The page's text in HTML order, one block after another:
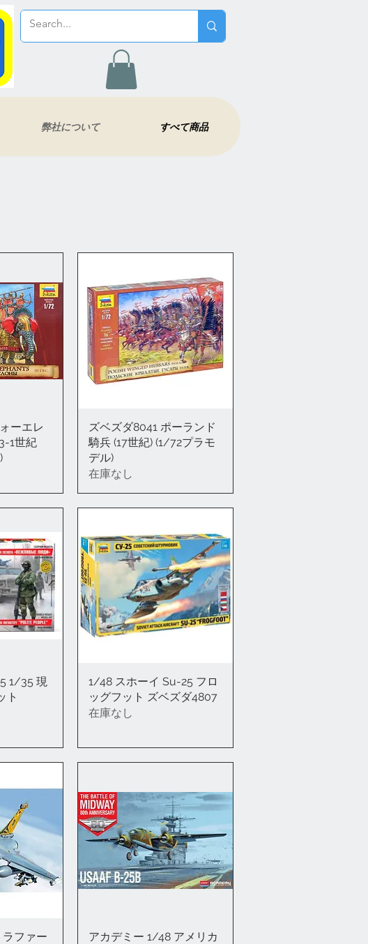
弊社について すべて商品
ー
ーエレ
1世紀
クイックビュー
ズベズダ8041 ポーランド
騎兵 (17世紀) (1/72プラモ
デル)
在庫なし
ー
1/35 現
ト
クイックビュー
1/48 スホーイ Su-25 フロ
ッグフット ズベズダ4807
在庫なし
ーファー
クイックビュー
アカデミー 1/48 アメリカ